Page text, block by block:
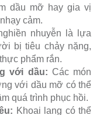
dầu mỡ hay gia vị
cảm.
nhuyễn là lựa
bị tiêu chảy nặng,
phẩm rắn.
với dầu: Các món
với dầu mỡ có thể
quá trình phục hồi.
Khoai lang có thể